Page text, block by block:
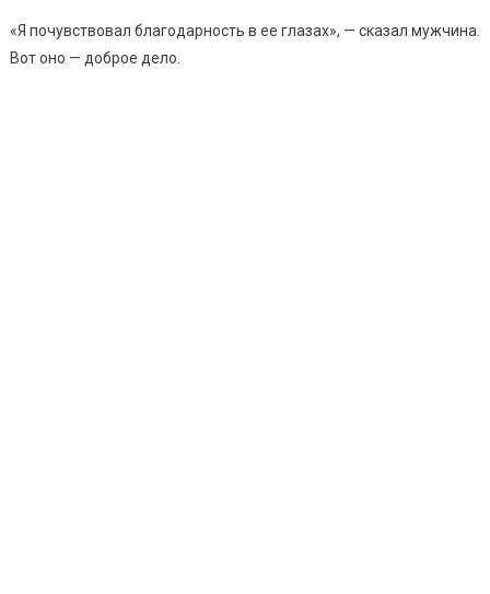
«Я почувствовал благодарность в ее глазах», — сказал мужчина.
Вот оно — доброе дело.